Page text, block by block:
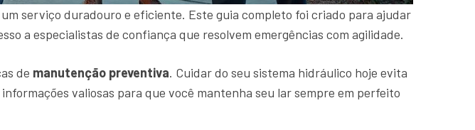
serviço duradouro e eficiente. Este guia completo foi criado para ajudar
a especialistas de confiança que resolvem emergências com agilidade.
de manutenção preventiva. Cuidar do seu sistema hidráulico hoje evita
valiosas para que você mantenha seu lar sempre em perfeito